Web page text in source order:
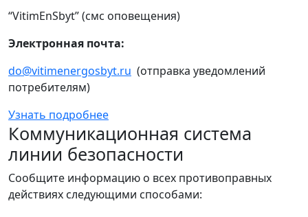
“VitimEnSbyt” (смс оповещения)
Электронная почта:
do@vitimenergosbyt.ru (отправка уведомлений
потребителям)
Узнать подробнее
Коммуникационная система
линии безопасности
Сообщите информацию о всех противоправных
действиях следующими способами: